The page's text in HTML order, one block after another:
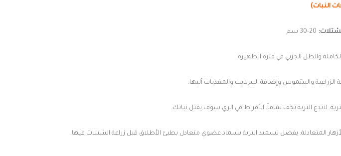
النبات)
والظل الجزىي في فترة الظهيرة.
والبيتموس وإضافة البيرلايت والمغذيات أليها.
المتعادلة. يفضل تسميد التربة بسماد عضوي متعادل بطيئ الأطلاق قبل زراعة الشتلات فيها.